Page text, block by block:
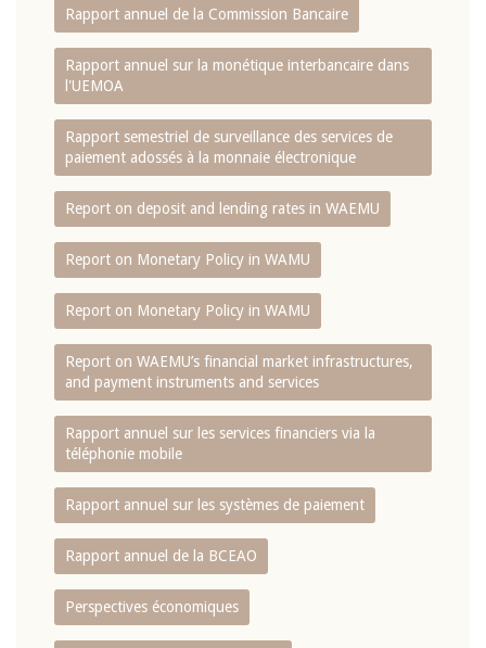
Rapport annuel de la Commission Bancaire
Rapport annuel sur la monétique interbancaire dans
l'UEMOA
Rapport semestriel de surveillance des services de
paiement adossés à la monnaie électronique
Report on deposit and lending rates in WAEMU
Report on Monetary Policy in WAMU
Report on Monetary Policy in WAMU
Report on WAEMU’s financial market infrastructures,
and payment instruments and services
Rapport annuel sur les services financiers via la
téléphonie mobile
Rapport annuel sur les systèmes de paiement
Rapport annuel de la BCEAO
Perspectives économiques